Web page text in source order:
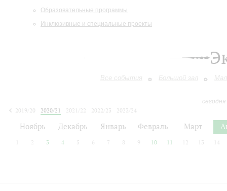
Образовательные программы
Инклюзивные и специальные проекты
Все события Большой зал
2019/20
2020/21 2021/22 2022/23
2023/24
Ноябрь Декабрь Январь Февраль Март
2 3 4 5 6 7 8 9 10 11 12 13 14